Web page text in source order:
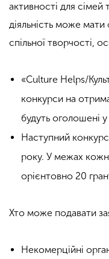
активності для сімей
діяльність може
спільної творчості,
«Culture Helps/
конкурси на
будуть оголошені
Наступний
року. У межах
орієнтовно 20
Хто може подавати
Некомерційні